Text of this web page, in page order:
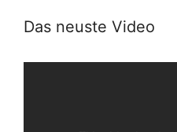
Das neuste Video